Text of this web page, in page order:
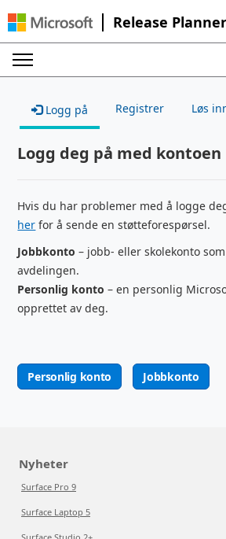
Release Planner
Logg på Registrer Løs
Logg deg på med kontoen
Hvis du har problemer med å logge
her for å sende en støtteforespørsel.
Jobbkonto – jobb- eller skolekonto
avdelingen.
Personlig konto – en personlig
opprettet av deg.
Personlig konto Jobbkonto
Nyheter
Surface Pro 9
Surface Laptop 5